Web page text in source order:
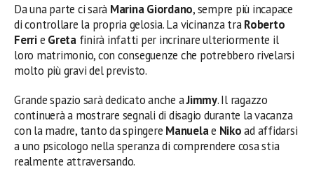
Da una parte ci sarà Marina Giordano, sempre più incapace
di controllare la propria gelosia. La vicinanza traRoberto
Ferrie Gretafinirà infatti per incrinare ulteriormente il
loro matrimonio, con conseguenze che potrebbero rivelarsi
molto più gravi del previsto.
Grande spazio sarà dedicato anche aJimmy. Il ragazzo
continuerà a mostrare segnali di disagio durante la vacanza
con la madre, tanto da spingere Manuelae Nikoad affidarsi
a uno psicologo nella speranza di comprendere cosa stia
realmente attraversando.